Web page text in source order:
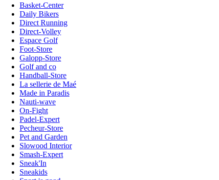
Basket-Center
Daily Bikers
Direct Running
Direct-Volley
Espace Golf
Foot-Store
Galopp-Store
Golf and co
Handball-Store
La sellerie de Maé
Made in Paradis
Nauti-wave
On-Fight
Padel-Expert
Pecheur-Store
Pet and Garden
Slowood Interior
Smash-Expert
Sneak'In
Sneakids